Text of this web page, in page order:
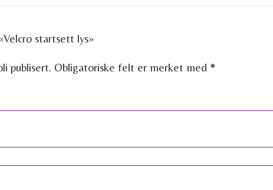
startsett lys»
publisert. Obligatoriske felt er merket med *